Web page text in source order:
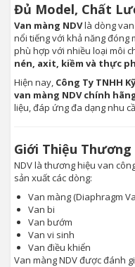
Đủ Model, Chất
Van màng NDVlà dòng van
nổi tiếng với khả năng đóng
phù hợp với nhiều loại môi
nén, axit, kiềm và thực
Hiện nay, Công Ty TNHH
van màng NDV chính
liệu, đáp ứng đa dạng nhu
Giới Thiệu Thương
NDV là thương hiệu van
sản xuất các dòng:
Van màng (Diaphragm
Van bi
Van bướm
Van vi sinh
Van điều khiển
Van màng NDV được đánh